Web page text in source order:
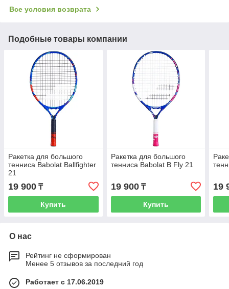
Все условия возврата
Подобные товары компании
Ракетка для большого
тенниса Babolat Ballfighter
21
19 900 ₸
Купить
Ракетка для большого
тенниса Babolat B Fly 21
19 900₸
Купить
19
О нас
Рейтинг не сформирован
Менее 5 отзывов за последний год
Работает с 17.06.2019